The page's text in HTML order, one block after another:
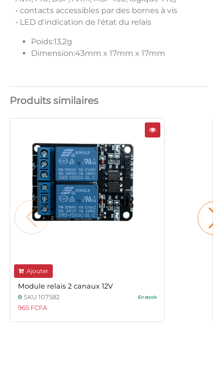
• contacts accessibles par des bornes à vis
• LED d'indication de l'état du relais
Poids:13,2g
Dimension:43mm x 17mm x 17mm
Produits similaires
Ajouter
Module relais 2 canaux 12V
SKU 107582 En stock
965 FCFA